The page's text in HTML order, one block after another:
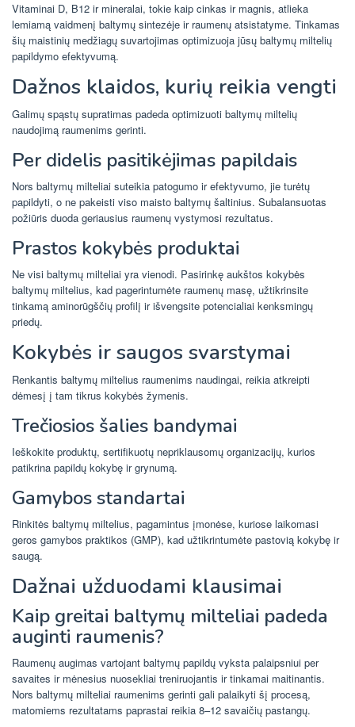
Vitaminai D, B12 ir mineralai, tokie kaip cinkas ir magnis, atlieka
lemiamą vaidmenį baltymų sintezėje ir raumenų atsistatyme. Tinkamas
šių maistinių medžiagų suvartojimas optimizuoja jūsų baltymų miltelių
papildymo efektyvumą.
Dažnos klaidos, kurių reikia vengti
Galimų spąstų supratimas padeda optimizuoti baltymų miltelių
naudojimą raumenims gerinti.
Per didelis pasitikėjimas papildais
Nors baltymų milteliai suteikia patogumo ir efektyvumo, jie turėtų
papildyti, o ne pakeisti viso maisto baltymų šaltinius. Subalansuotas
požiūris duoda geriausius raumenų vystymosi rezultatus.
Prastos kokybės produktai
Ne visi baltymų milteliai yra vienodi. Pasirinkę aukštos kokybės
baltymų miltelius, kad pagerintumėte raumenų masę, užtikrinsite
tinkamą aminorūgščių profilį ir išvengsite potencialiai kenksmingų
priedų.
Kokybės ir saugos svarstymai
Renkantis baltymų miltelius raumenims naudingai, reikia atkreipti
dėmesį į tam tikrus kokybės žymenis.
Trečiosios šalies bandymai
Ieškokite produktų, sertifikuotų nepriklausomų organizacijų, kurios
patikrina papildų kokybę ir grynumą.
Gamybos standartai
Rinkitės baltymų miltelius, pagamintus įmonėse, kuriose laikomasi
geros gamybos praktikos (GMP), kad užtikrintumėte pastovią kokybę ir
saugą.
Dažnai užduodami klausimai
Kaip greitai baltymų milteliai padeda
auginti raumenis?
Raumenų augimas vartojant baltymų papildų vyksta palaipsniui per
savaites ir mėnesius nuosekliai treniruojantis ir tinkamai maitinantis.
Nors baltymų milteliai raumenims gerinti gali palaikyti šį procesą,
matomiems rezultatams paprastai reikia 8–12 savaičių pastangų.